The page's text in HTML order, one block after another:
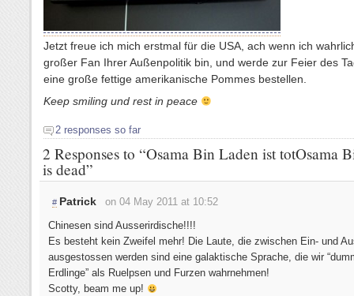
Jetzt freue ich mich erstmal für die USA, ach wenn ich
großer Fan Ihrer Außenpolitik bin, und werde zur Feier des
eine große fettige amerikanische Pommes bestellen.
Keep smiling und rest in peace
2 responses so far
2 Responses to “Osama Bin Laden ist totOsama
is dead”
# Patrick
on 04 May 2011 at 10:52
Chinesen sind Ausserirdische!!!!
Es besteht kein Zweifel mehr! Die Laute, die zwischen Ein- und
ausgestossen werden sind eine galaktische Sprache, die wir
Erdlinge” als Ruelpsen und Furzen wahrnehmen!
Scotty, beam me up!